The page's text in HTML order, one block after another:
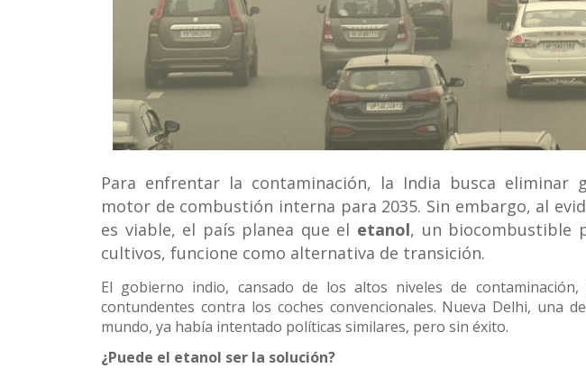
Conoce cual es el
Para enfrentar la contaminación, la India busca eliminar
motor de combustión interna para 2035. Sin embargo, al
es viable, el país planea que el etanol, un biocombustible
cultivos, funcione como alternativa de transición.
El gobierno indio, cansado de los altos niveles de
contundentes contra los coches convencionales. Nueva Delhi, una
mundo, ya había intentado políticas similares, pero sin éxito.
¿Puede el etanol ser la solución?